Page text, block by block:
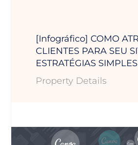
[Infográfico] COMO
CLIENTES PARA SEU
ESTRATÉGIAS SIMPLES
Property Details